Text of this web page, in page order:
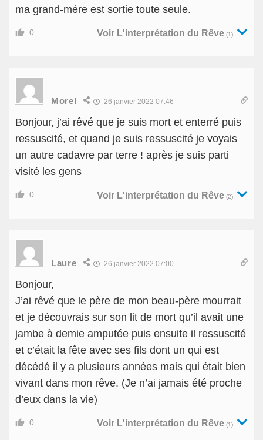
ma grand-mère est sortie toute seule.
0 Voir L'interprétation du Rêve (1)
Morel 26 janvier 2022 07:46
Bonjour, j’ai rêvé que je suis mort et enterré puis
ressuscité, et quand je suis ressuscité je voyais
un autre cadavre par terre ! après je suis parti
visité les gens
0 Voir L'interprétation du Rêve (2)
Laure 26 janvier 2022 07:00
Bonjour,
J’ai rêvé que le père de mon beau-père mourrait
et je découvrais sur son lit de mort qu’il avait une
jambe à demie amputée puis ensuite il ressuscité
et c’était la fête avec ses fils dont un qui est
décédé il y a plusieurs années mais qui était bien
vivant dans mon rêve. (Je n’ai jamais été proche
d’eux dans la vie)
0 Voir L'interprétation du Rêve (1)